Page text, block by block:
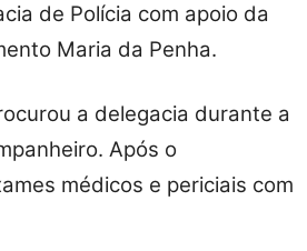
de Polícia com apoio da
Maria da Penha.
a delegacia durante a
Após o
médicos e periciais com